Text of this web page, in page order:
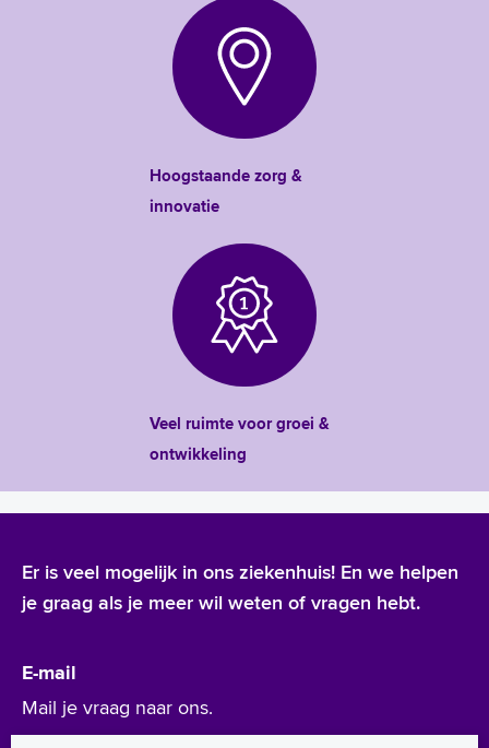
Hoogstaande zorg &
innovatie
Veel ruimte voor groei &
ontwikkeling
Er is veel mogelijk in ons ziekenhuis! En we helpen
je graag als je meer wil weten of vragen hebt.
E-mail
Mail je vraag naar ons.